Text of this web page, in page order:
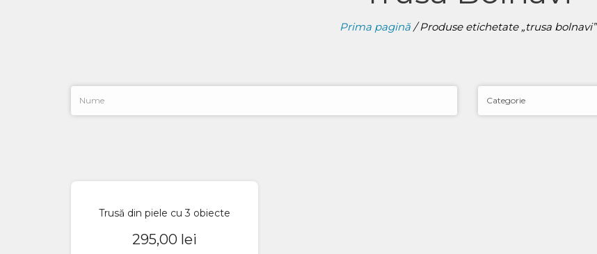
Prima pagină/ Produse etichetate „trusa bolnavi”
Trusă din piele cu 3 obiecte
295,00 lei